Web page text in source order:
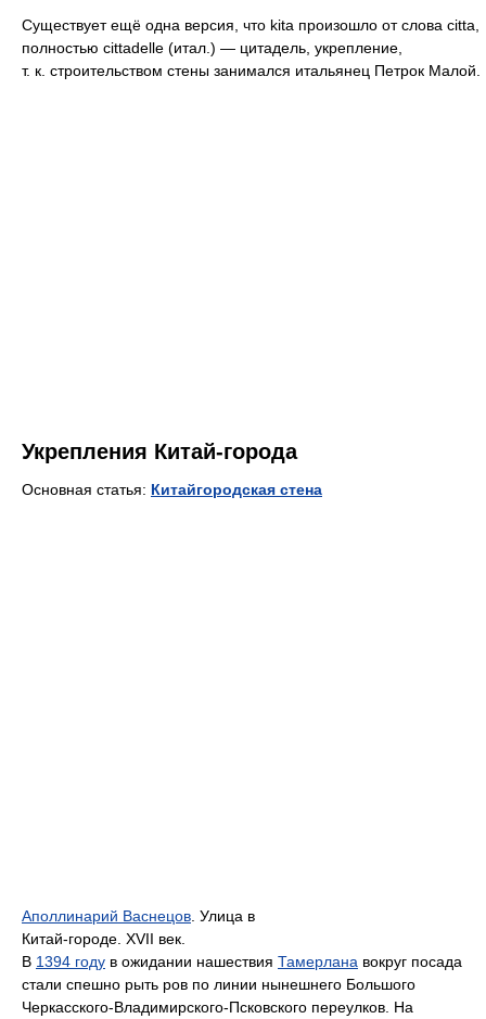
Существует ещё одна версия, что kita произошло от слова сitta,
полностью cittadelle (итал.) — цитадель, укрепление,
т. к. строительством стены занимался итальянец Петрок Малой.
Укрепления Китай-города
Основная статья: Китайгородская стена
Аполлинарий Васнецов . Улица в
Китай-городе. XVII век.
В 1394 году в ожидании нашествия Тамерлана вокруг посада
стали спешно рыть ров по линии нынешнего Большого
Черкасского-Владимирского-Псковского переулков. На